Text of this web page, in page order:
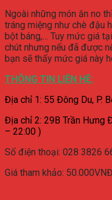
Ngoài những món ăn no
tráng miệng như chè đậu
bột báng,… Tuy mức giá
chút nhưng nếu đã được
bạn sẽ thấy mức giá này
THÔNG TIN LIÊN HỆ:
Địa chỉ 1: 55 Đông Du, P.
Địa chỉ 2: 29B Trần Hưng
– 22:00 )
Số điện thoại: 028 3826
Giá tham khảo: